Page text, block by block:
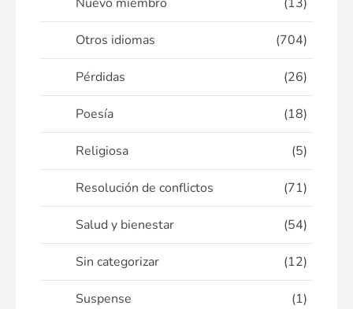
Otros idiomas (704)
Pérdidas (26)
Poesía (18)
Religiosa (5)
Resolución de conflictos (71)
Salud y bienestar (54)
Sin categorizar (12)
Suspense (1)